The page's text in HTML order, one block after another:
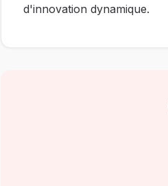
d'innovation dynamique.